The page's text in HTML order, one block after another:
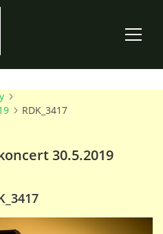
RDK_3417
30.5.2019